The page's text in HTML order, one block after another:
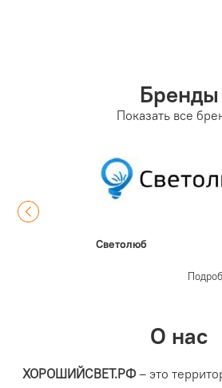
Бренды
Показать все
Светолюб
О нас
ХОРОШИЙСВЕТ.РФ– это